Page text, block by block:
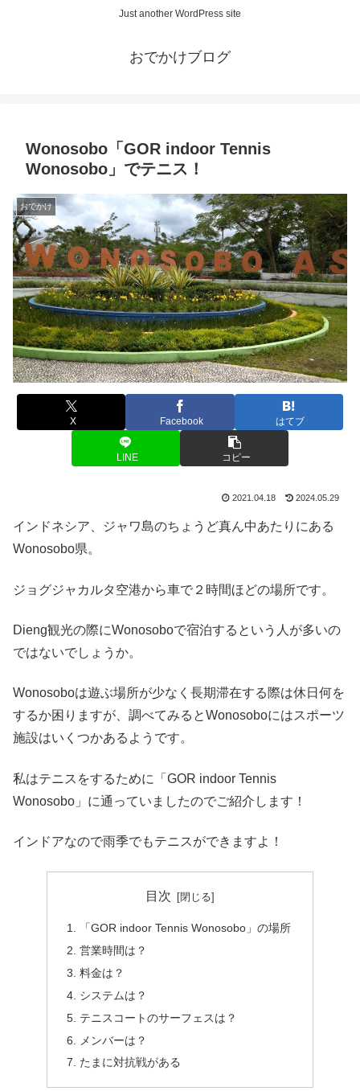
Just another WordPress site
おでかけブログ
Wonosobo「GOR indoor Tennis
Wonosobo」でテニス！
おでかけ
X Facebook はてブ
LINE コピー
2021.04.18 2024.05.29
インドネシア、ジャワ島のちょうど真ん中あたりにある
Wonosobo県。
ジョグジャカルタ空港から車で２時間ほどの場所です。
Dieng観光の際にWonosoboで宿泊するという人が多いの
ではないでしょうか。
Wonosoboは遊ぶ場所が少なく長期滞在する際は休日何を
するか困りますが、調べてみるとWonosoboにはスポーツ
施設はいくつかあるようです。
私はテニスをするために「GOR indoor Tennis
Wonosobo」に通っていましたのでご紹介します！
インドアなので雨季でもテニスができますよ！
目次
「GOR indoor Tennis Wonosobo」の場所
営業時間は？
料金は？
システムは？
テニスコートのサーフェスは？
メンバーは？
たまに対抗戦がある